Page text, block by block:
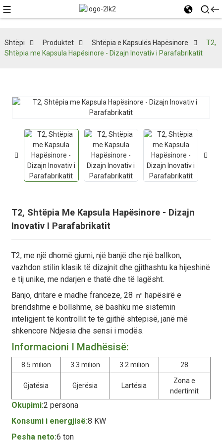
Shtëpi Produktet Shtëpia e Kapsulës Hapësinore
T2,
Shtëpia me Kapsula Hapësinore - Dizajn Inovativ i Parafabrikatit
T2, Shtëpia Me Kapsula Hapësinore - Dizajn
Inovativ I Parafabrikatit
T2, me një dhomë gjumi, një banjë dhe një ballkon,
vazhdon stilin klasik të dizajnit dhe gjithashtu ka hijeshinë
e tij unike, me ndarjen e thatë dhe të lagësht.
Banjo, dritare e madhe franceze, 28 ㎡ hapësirë ​​e
brendshme e bollshme, së bashku me sistemin
inteligjent të kontrollit të të gjithë shtëpisë, janë më
shkencore Ndjesia dhe sensi i modës.
Informacioni I Madhësisë:
8.5 milion 3.3 milion 3.2 milion 28
Gjatësia Gjerësia Lartësia
Zona e
ndertimit
Okupimi:2 persona
Konsumi i energjisë:8 KW
Pesha neto:6 ton